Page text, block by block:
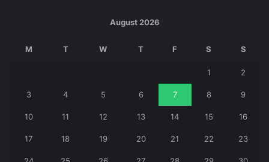
August 2026
M T W T F S S
1 2
3 4 5 6 7 8 9
10 11 12 13 14 15 16
17 18 19 20 21 22 23